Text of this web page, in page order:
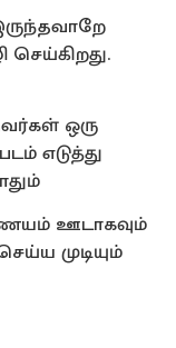
ஒரு
எடுத்து
ஊடாகவும்
முடியும்